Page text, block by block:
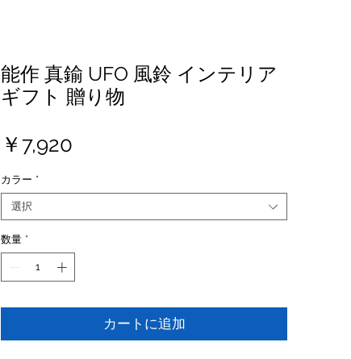
能作 真鍮 UFO 風鈴 インテリア
ギフト 贈り物
￥7,920
カラー *
選択
数量 *
カートに追加